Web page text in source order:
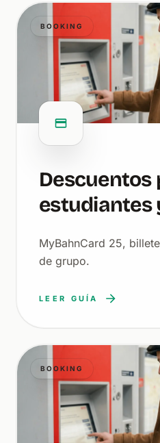
BOOKING
Descuentos
estudiantes
MyBahnCard 25,
de grupo.
LEER GUÍA
BOOKING